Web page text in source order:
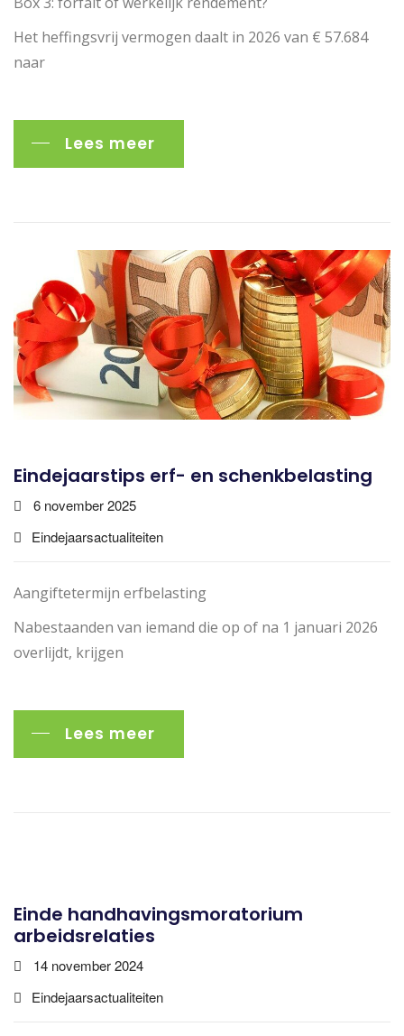
Het heffingsvrij vermogen daalt in 2026 van € 57.684
naar
Lees meer
Eindejaarstips erf- en schenkbelasting
6 november 2025
Eindejaarsactualiteiten
Aangiftetermijn erfbelasting
Nabestaanden van iemand die op of na 1 januari 2026
overlijdt, krijgen
Lees meer
Einde handhavingsmoratorium
arbeidsrelaties
14 november 2024
Eindejaarsactualiteiten